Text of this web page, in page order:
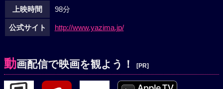
上映時間 98分
公式サイト http://www.yazima.jp/
動画配信で映画を観よう！ [PR]